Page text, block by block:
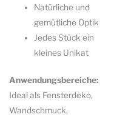
Natürliche und
gemütliche Optik
Jedes Stück ein
kleines Unikat
Anwendungsbereiche:
Ideal als Fensterdeko,
Wandschmuck,